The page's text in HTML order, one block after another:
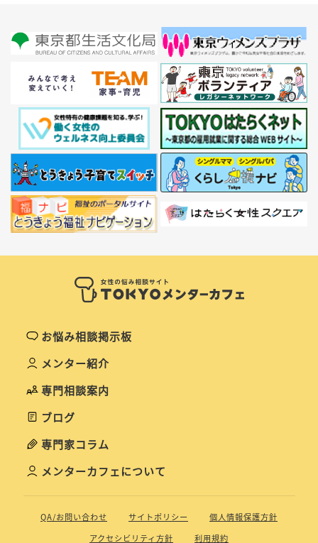
お悩み相談掲示板
メンター紹介
専門相談案内
ブログ
専門家コラム
メンターカフェについて
QA/お問い合わせ サイトポリシー
個人情報保護方針
アクセシビリティ方針
利用規約